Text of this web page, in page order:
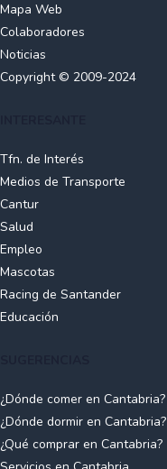
Mapa Web
Colaboradores
Noticias
Copyright © 2009-2024
Tfn. de Interés
Medios de Transporte
Cantur
Salud
Empleo
Mascotas
Racing de Santander
Educación
¿Dónde comer en Cantabria?
¿Dónde dormir en Cantabria?
¿Qué comprar en Cantabria?